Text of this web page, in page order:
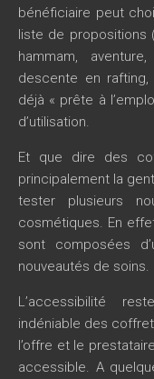
bénéficiaire peut
liste de propositions
hammam,
descente en
déjà « prête à
d’utilisation.
Et que dire des
principalement la
tester plusieurs
cosmétiques. En
sont composées
nouveautés de soins.
L’accessibilité
indéniable des
l’offre et le
accessible. A